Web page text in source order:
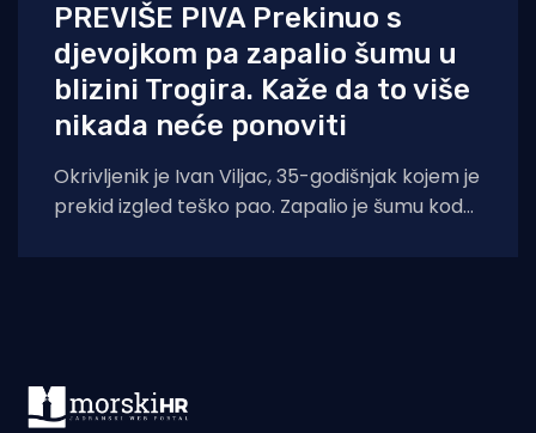
PREVIŠE PIVA Prekinuo s
djevojkom pa zapalio šumu u
blizini Trogira. Kaže da to više
nikada neće ponoviti
Okrivljenik je Ivan Viljac, 35-godišnjak kojem je
prekid izgled teško pao. Zapalio je šumu kod